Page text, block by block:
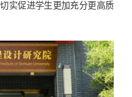
实促进学生更加充分更高质